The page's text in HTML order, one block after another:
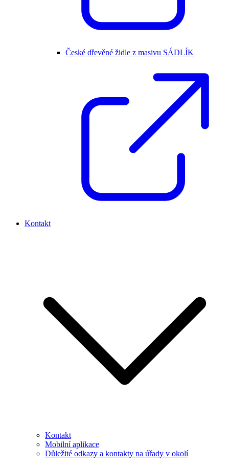
České dřevěné židle z masivu SÁDLÍK
Kontakt
Kontakt
Mobilní aplikace
Důležité odkazy a kontakty na úřady v okolí